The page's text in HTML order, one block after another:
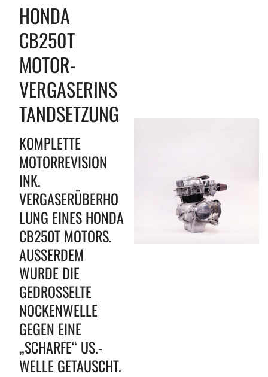
HONDA
CB250T
MOTOR-
VERGASERINS
TANDSETZUNG
KOMPLETTE
MOTORREVISION
INK.
VERGASERÜBERHO
LUNG EINES HONDA
CB250T MOTORS.
AUSSERDEM W
URDE DIE G
EDROSSELTE N
OCKENWELLE G
EGEN EINE „
SCHARFE“ US.- W
ELLE GETAUSCHT.